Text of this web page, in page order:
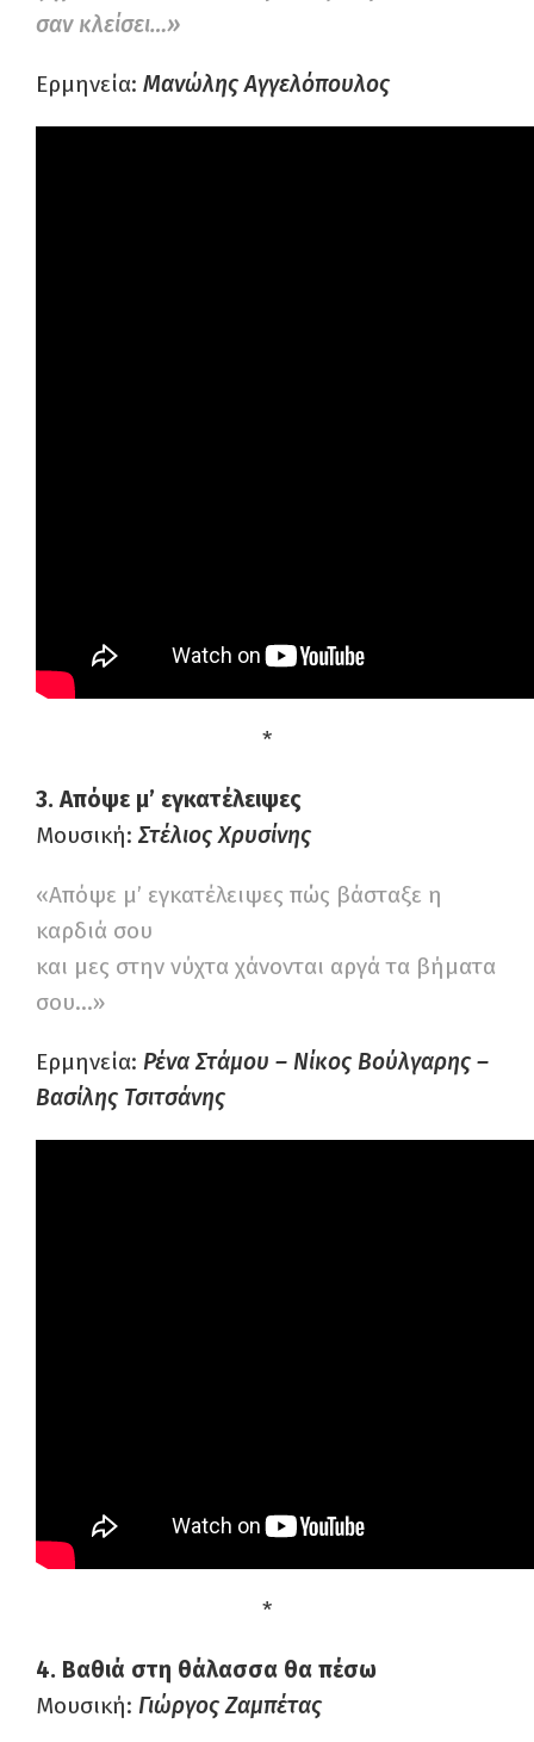
σαν κλείσει…»
Ερμηνεία: Μανώλης Αγγελόπουλος
*
3. Απόψε μ’ εγκατέλειψες
Μουσική: Στέλιος Χρυσίνης
«Απόψε μ’ εγκατέλειψες πώς βάσταξε η
καρδιά σου
και μες στην νύχτα χάνονται αργά τα βήματα
σου…»
Ερμηνεία: Ρένα Στάμου – Νίκος Βούλγαρης –
Βασίλης Τσιτσάνης
*
4. Βαθιά στη θάλασσα θα πέσω
Μουσική: Γιώργος Ζαμπέτας